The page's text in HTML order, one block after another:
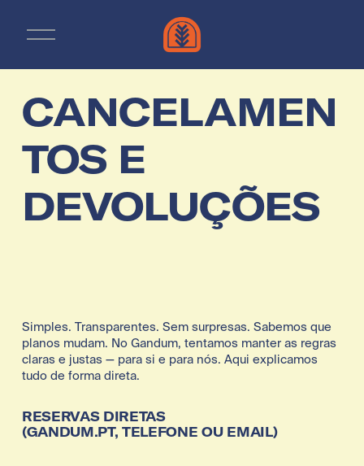
A
b
r
m
e
n
u
CANCELAMEN
TOS E
DEVOLUÇÕES
Simples. Transparentes. Sem surpresas. Sabemos que
planos mudam. No Gandum, tentamos manter as regras
claras e justas — para si e para nós. Aqui explicamos
tudo de forma direta.
RESERVAS DIRETAS
(GANDUM.PT, TELEFONE OU EMAIL)